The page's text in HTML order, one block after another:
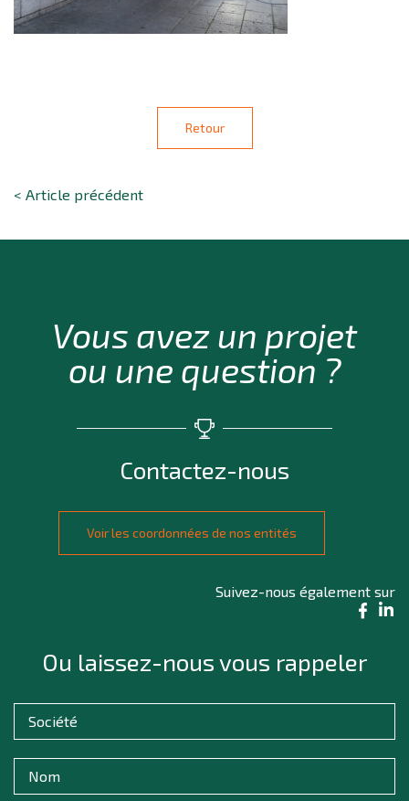
Retour
< Article précédent
Vous avez un projet
ou une question ?
Contactez-nous
Voir les coordonnées de nos entités
Suivez-nous également sur
Ou laissez-nous vous rappeler